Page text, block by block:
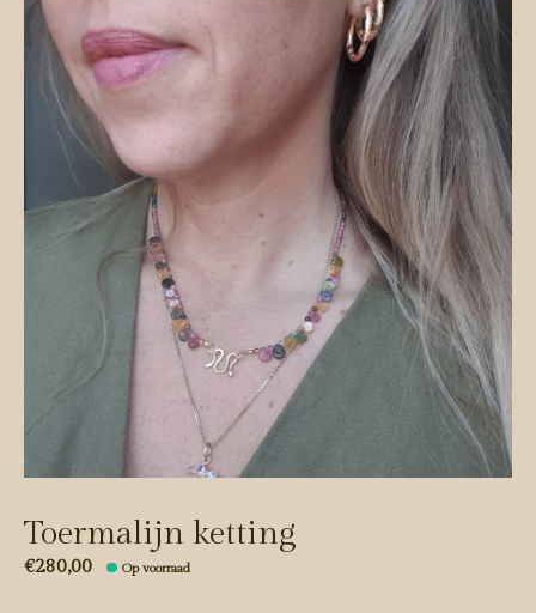
Toermalijn ketting
€280,00 Op voorraad